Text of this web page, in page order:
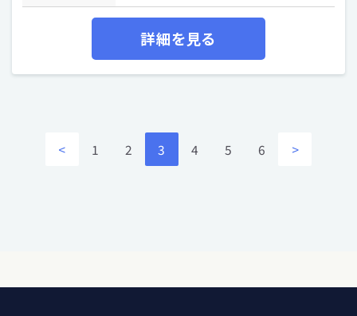
詳細を見る
< 1 2 3 4 5 6 >